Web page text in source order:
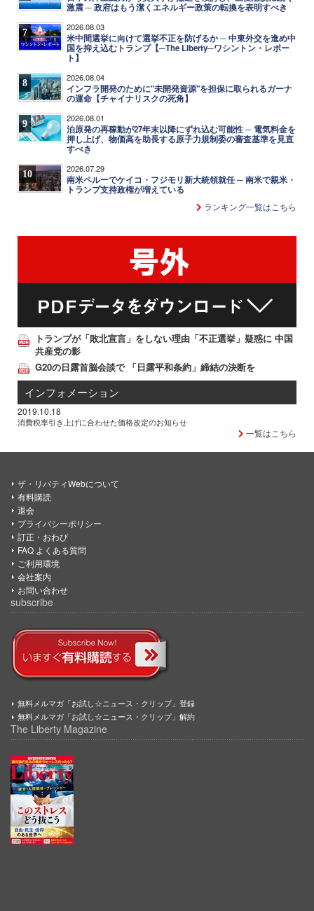
激震 ─ 政府はもう潔くエネルギー政策の転換を表明すべき
7 2026.08.03
米中間選挙に向けて選挙不正を防げるか ─ 中東外交を進め中
国を抑え込むトランプ【─The Liberty─ワシントン・レポー
ト】
8 2026.08.04
インフラ開発のために"未開発資源"を担保に取られるガーナ
の運命【チャイナリスクの死角】
9 2026.08.01
泊原発の再稼動が27年末以降にずれ込む可能性 ─ 電気料金を
押し上げ、物価高を助長する原子力規制委の審査基準を見直
すべき
10 2026.07.29
南米ペルーでケイコ・フジモリ新大統領就任 ─ 南米で親米・
トランプ支持政権が増えている
ランキング一覧はこちら
トランプが「敗北宣言」をしない理由「不正選挙」疑惑に 中国
共産党の影
G20の日露首脳会談で 「日露平和条約」締結の決断を
インフォメーション
2019.10.18
消費税率引き上げに合わせた価格改定のお知らせ
一覧はこちら
ザ・リバティWebについて
有料購読
退会
プライバシーポリシー
訂正・おわび
FAQ よくある質問
ご利用環境
会社案内
お問い合わせ
subscribe
無料メルマガ「お試し☆ニュース・クリップ」登録
無料メルマガ「お試し☆ニュース・クリップ」解約
The Liberty Magazine